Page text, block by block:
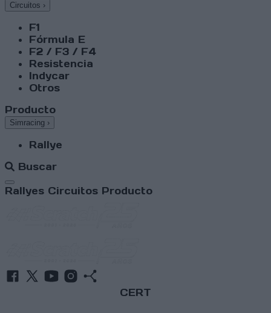
Circuitos ›
F1
Fórmula E
F2 / F3 / F4
Resistencia
Indycar
Otros
Producto
Simracing ›
Rallye
Buscar
Abrir menú
Rallyes Circuitos Producto
CERT